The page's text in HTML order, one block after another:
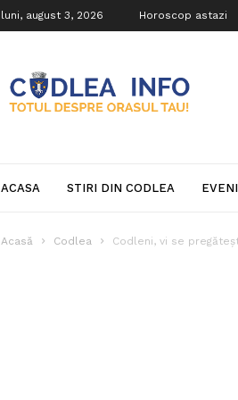
luni, august 3, 2026 Horoscop astazi
Info
ACASA STIRI DIN CODLEA
Acasă Codlea Codleni, vi se